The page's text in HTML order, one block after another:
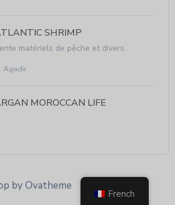
SHRIMP
matériels de pêche et divers
Agadir
MOROCCAN LIFE
by Ovatheme
French